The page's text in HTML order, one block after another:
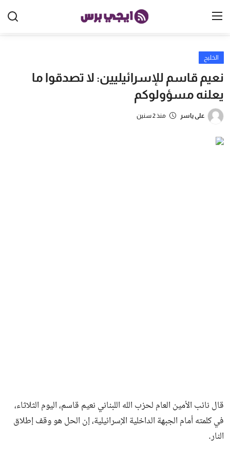
الرئيسية
الخليج
الخليج
نعيم قاسم للإسرائيليين: لا تصدقوا ما
يعلنه مسؤولوكم
على ياسر منذ 2 سنين
قال نائب الأمين العام لحزب الله اللبناني نعيم قاسم، اليوم الثلاثاء،
في كلمته أمام الجبهة الداخلية الإسرائيلية، إن الحل هو وقف إطلاق
النار.